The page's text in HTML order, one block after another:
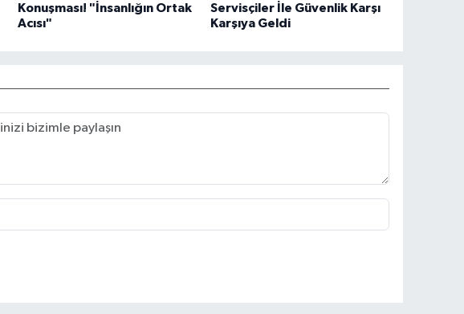
Konuşması! "İnsanlığın Ortak
Acısı"
Servisçiler İle Güvenlik Karşı
Karşıya Geldi